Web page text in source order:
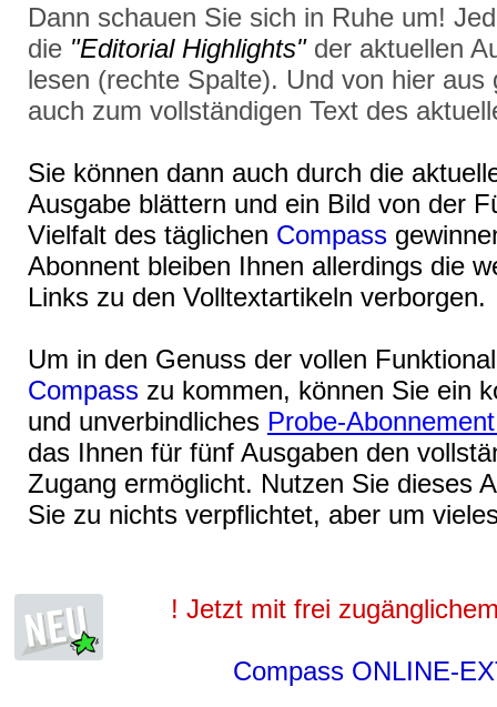
Dann schauen Sie sich in Ruhe um!
die "Editorial Highlights"der aktuellen
lesen (rechte Spalte). Und von hier aus
auch zum vollständigen Text des
Sie können dann auch durch die
Ausgabe blättern und ein Bild von der
Vielfalt des täglichen Compass
Abonnent bleiben Ihnen allerdings die
Links zu den Volltextartikeln verborgen.
Um in den Genuss der vollen
Compass zu kommen, können Sie ein
und unverbindliches Probe-
das Ihnen für fünf Ausgaben den
Zugang ermöglicht. Nutzen Sie dieses
Sie zu nichts verpflichtet, aber um
! Jetzt mit frei
Compass ONLINE-